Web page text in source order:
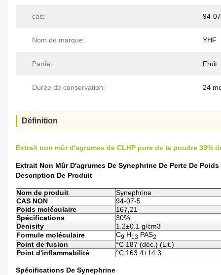
cas: 94-
Nom de marque: YHF
Partie: Fruit
Durée de conservation: 24
Définition
Extrait non mûr d'agrumes de CLHP pure de la poudre 30%
Extrait Non Mûr D'agrumes De Synephrine De Perte De
Description De Produit
Nom de produit
Synephrine
CAS NON
94-07-5
Poids moléculaire
167,21
Spécifications
30%
Denisity
1.2±0.1 g/cm3
Formule moléculaire
C9 H13 PAS2
Point de fusion
°C 187 (déc.) (Lit.)
Point d'inflammabilité
°C 163.4±14.3
Spécifications De Synephrine